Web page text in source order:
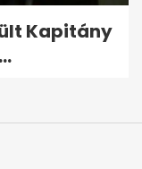
Kapitány